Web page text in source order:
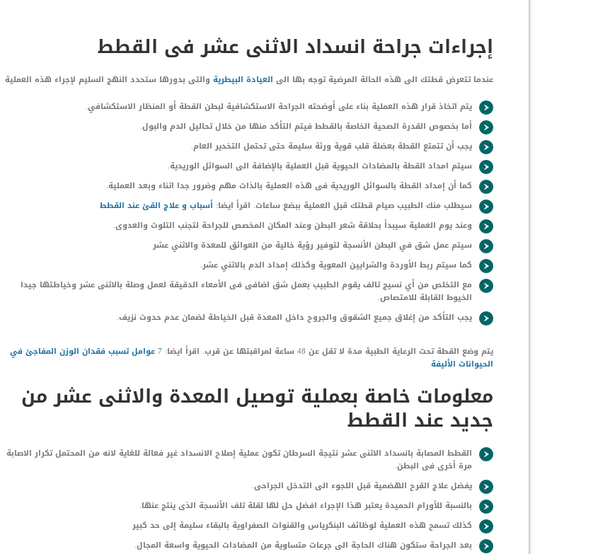
إجراءات جراحة انسداد الاثنى عشر فى القطط
عندما تتعرض قطتك الى هذه الحالة المرضية توجه بها الى العيادة البيطرية والتى بدورها ستحدد النهج السليم لإجراء هذه العملية
يتم اتخاذ قرار هذه العملية بناء على أوضحته الجراحة الاستكشافية لبطن القطة أو المنظار الاستكشافي.
أما بخصوص القدرة الصحية الخاصة بالقطط فيتم التأكد منها من خلال تحاليل الدم والبول.
يجب أن تتمتع القطة بعضلة قلب قوية ورئة سليمة حتى تحتمل التخدير العام.
سيتم امداد القطة بالمضادات الحيوية قبل العملية بالإضافة الى السوائل الوريدية.
كما أن إمداد القطة بالسوائل الوريدية فى هذه العملية بالذات مهم وضرور جدا اثناء وبعد العملية.
سيطلب منك الطبيب صيام قطتك قبل العملية ببضع ساعات. اقرأ ايضا: أسباب و علاج القئ عند القطط
وعند يوم العملية سيبدأ بحلاقة شعر البطن وعند المكان المخصص للجراحة لتجنب التلوث والعدوى.
سيتم عمل شق في البطن الأنسجة لتوفير رؤية خالية من العوائق للمعدة والاثني عشر
كما سيتم ربط الأوردة والشرايين المعوية وكذلك إمداد الدم بالاثني عشر.
مع التخلص من أي نسيج تالف يقوم الطبيب بعمل شق اضافى فى الأمعاء الدقيقة لعمل وصلة بالاثنى عشر وخياطتها جيدا
الخيوط القابلة للامتصاص.
يجب التأكد من إغلاق جميع الشقوق والجروح داخل المعدة قبل الخياطة لضمان عدم حدوث نزيف.
يتم وضع القطة تحت الرعاية الطبية مدة لا تقل عن 48 ساعة لمراقبتها عن قرب. اقرأ ايضا: 7 عو املتسبب فقدان الوزن المفاجئ في
الحيوانات الأليفة
معلومات خاصة بعملية توصيل المعدة والاثنى عشر من
جديد عند القطط
القطط المصابة بانسداد الاثنى عشر نتيجة السرطان تكون عملية إصلاح الانسداد غير فعالة للغاية لانه من المحتمل تكرار الاصابة
مرة أخرى فى البطن.
يفضل علاج القرح الهضمية قبل اللجوء الى التدخل الجراحى.
بالنسبة للأورام الحميدة يعتبر هذا الإجراء افضل حل لها لقلة تلف الأنسجة الذى ينتج عنها.
كذلك تسمح هذه العملية لوظائف البنكرياس والقنوات الصفراوية بالبقاء سليمة إلى حد كبير
بعد الجراحة ستكون هناك الحاجة الى جرعات متساوية من المضادات الحيوية واسعة المجال.